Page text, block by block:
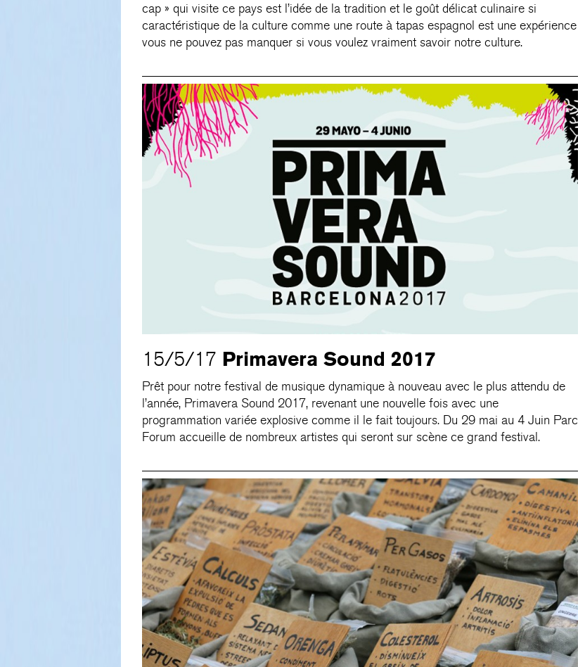
cap » qui visite ce pays est l’idée de la tradition et le goût délicat culinaire si
caractéristique de la culture comme une route à tapas espagnol est une expérience
vous ne pouvez pas manquer si vous voulez vraiment savoir notre culture.
15/5/17 Primavera Sound 2017
Prêt pour notre festival de musique dynamique à nouveau avec le plus attendu de
l’année, Primavera Sound 2017, revenant une nouvelle fois avec une
programmation variée explosive comme il le fait toujours. Du 29 mai au 4 Juin Parc
Forum accueille de nombreux artistes qui seront sur scène ce grand festival.